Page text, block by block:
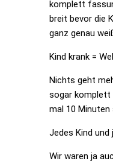
komplett
breit bevor die
ganz genau
Kind krank =
Nichts geht
sogar komplett
mal 10
Jedes Kind und
Wir waren ja